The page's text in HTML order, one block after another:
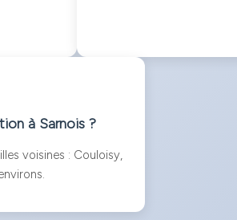
à Sarnois ?
voisines : Couloisy,